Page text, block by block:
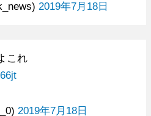
2019年7月18日
これ
2019年7月18日